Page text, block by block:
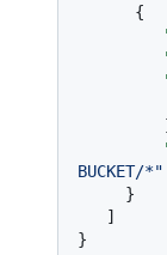
{
BUCKET/*"
}
]
}